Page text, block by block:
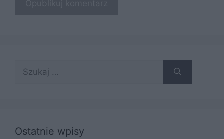
Ostatnie wpisy